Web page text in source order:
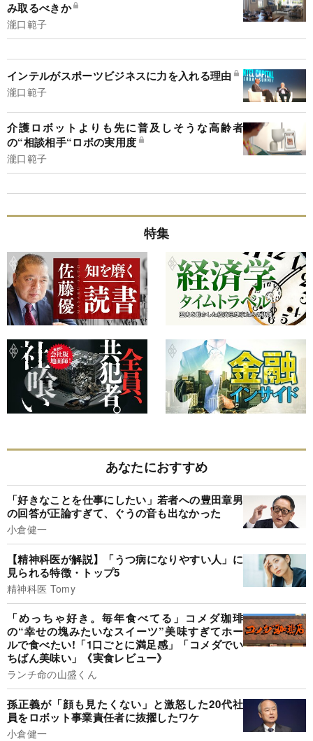
み取るべきか
瀧口範子
インテルがスポーツビジネスに力を入れる理由
瀧口範子
介護ロボットよりも先に普及しそうな高齢者
の“相談相手“ロボの実用度
瀧口範子
特集
あなたにおすすめ
「好きなことを仕事にしたい」若者への豊田章男
の回答が正論すぎて、ぐうの音も出なかった
小倉健一
【精神科医が解説】「うつ病になりやすい人」に
見られる特徴・トップ5
精神科医 Tomy
「めっちゃ好き。毎年食べてる」コメダ珈琲
の“幸せの塊みたいなスイーツ”美味すぎてホー
ルで食べたい!「1口ごとに満足感」「コメダでい
ちばん美味い」《実食レビュー》
ランチ命の山盛くん
孫正義が「顔も見たくない」と激怒した20代社
員をロボット事業責任者に抜擢したワケ
小倉健一